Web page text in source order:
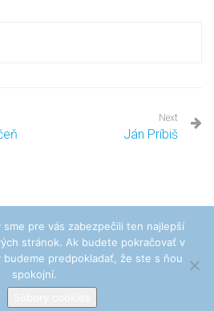
Next
Ján Príbiš
© Všetky práva vyhradené. Vytvoril
sme pre vás zabezpečili ten najlepší
stránok. Ak budete pokračovať v
predpokladať, že ste s ňou
spokojní.